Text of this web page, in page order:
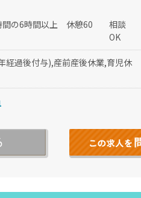
間の6時間以上 休憩60
相談
OK
経過後付与),産前産後休業,育児休